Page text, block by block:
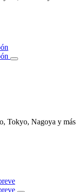
Tokyo, Nagoya y más